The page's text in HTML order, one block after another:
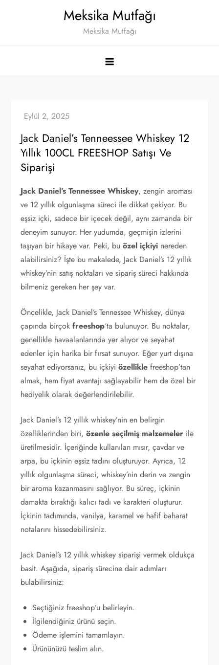
Meksika Mutfağı
Meksika Mutfağı
Jack Daniel’s Tenneessee Whiskey 12
Yıllık 100CL FREESHOP Satışı Ve
Siparişi
Jack Daniel’s Tennessee Whiskey, zengin aroması
ve 12 yıllık olgunlaşma süreci ile dikkat çekiyor. Bu
eşsiz içki, sadece bir içecek değil, aynı zamanda bir
deneyim sunuyor. Her yudumda, geçmişin izlerini
taşıyan bir hikaye var. Peki, buözel içkiyi nereden
alabilirsiniz? İşte bu makalede, Jack Daniel’s 12 yıllık
whiskey’nin satış noktaları ve sipariş süreci hakkında
bilmeniz gereken her şey var.
Öncelikle, Jack Daniel’s Tennessee Whiskey, dünya
çapında birçokfreeshop‘ta bulunuyor. Bu noktalar,
genellikle havaalanlarında yer alıyor ve seyahat
edenler için harika bir fırsat sunuyor. Eğer yurt dışına
seyahat ediyorsanız, bu içkiyiözellikle freeshop’tan
almak, hem fiyat avantajı sağlayabilir hem de özel bir
hediyelik olarak değerlendirilebilir.
Jack Daniel’s 12 yıllık whiskey’nin en belirgin
özelliklerinden biri,özenle seçilmiş malzemeler ile
üretilmesidir. İçeriğinde kullanılan mısır, çavdar ve
arpa, bu içkinin eşsiz tadını oluşturuyor. Ayrıca, 12
yıllık olgunlaşma süreci, whiskey’nin derin ve zengin
bir aroma kazanmasını sağlıyor. Bu süreç, içkinin
damakta bıraktığı kalıcı tadı ve karakteri oluşturur.
İçkinin tadımında, vanilya, karamel ve hafif baharat
notalarını hissedebilirsiniz.
Jack Daniel’s 12 yıllık whiskey siparişi vermek oldukça
basit. Aşağıda, sipariş sürecine dair adımları
bulabilirsiniz:
Seçtiğiniz freeshop’u belirleyin.
İlgilendiğiniz ürünü seçin.
Ödeme işlemini tamamlayın.
Ürününüzü teslim alın.